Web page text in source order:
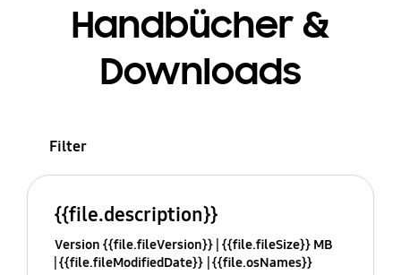
Handbücher &
Downloads
Filter
{{file.description}}
Version {{file.fileVersion}} {{file.fileSize}} MB
{{file.fileModifiedDate}} {{file.osNames}}